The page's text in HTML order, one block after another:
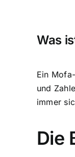
Was
Ein
und
immer
Die